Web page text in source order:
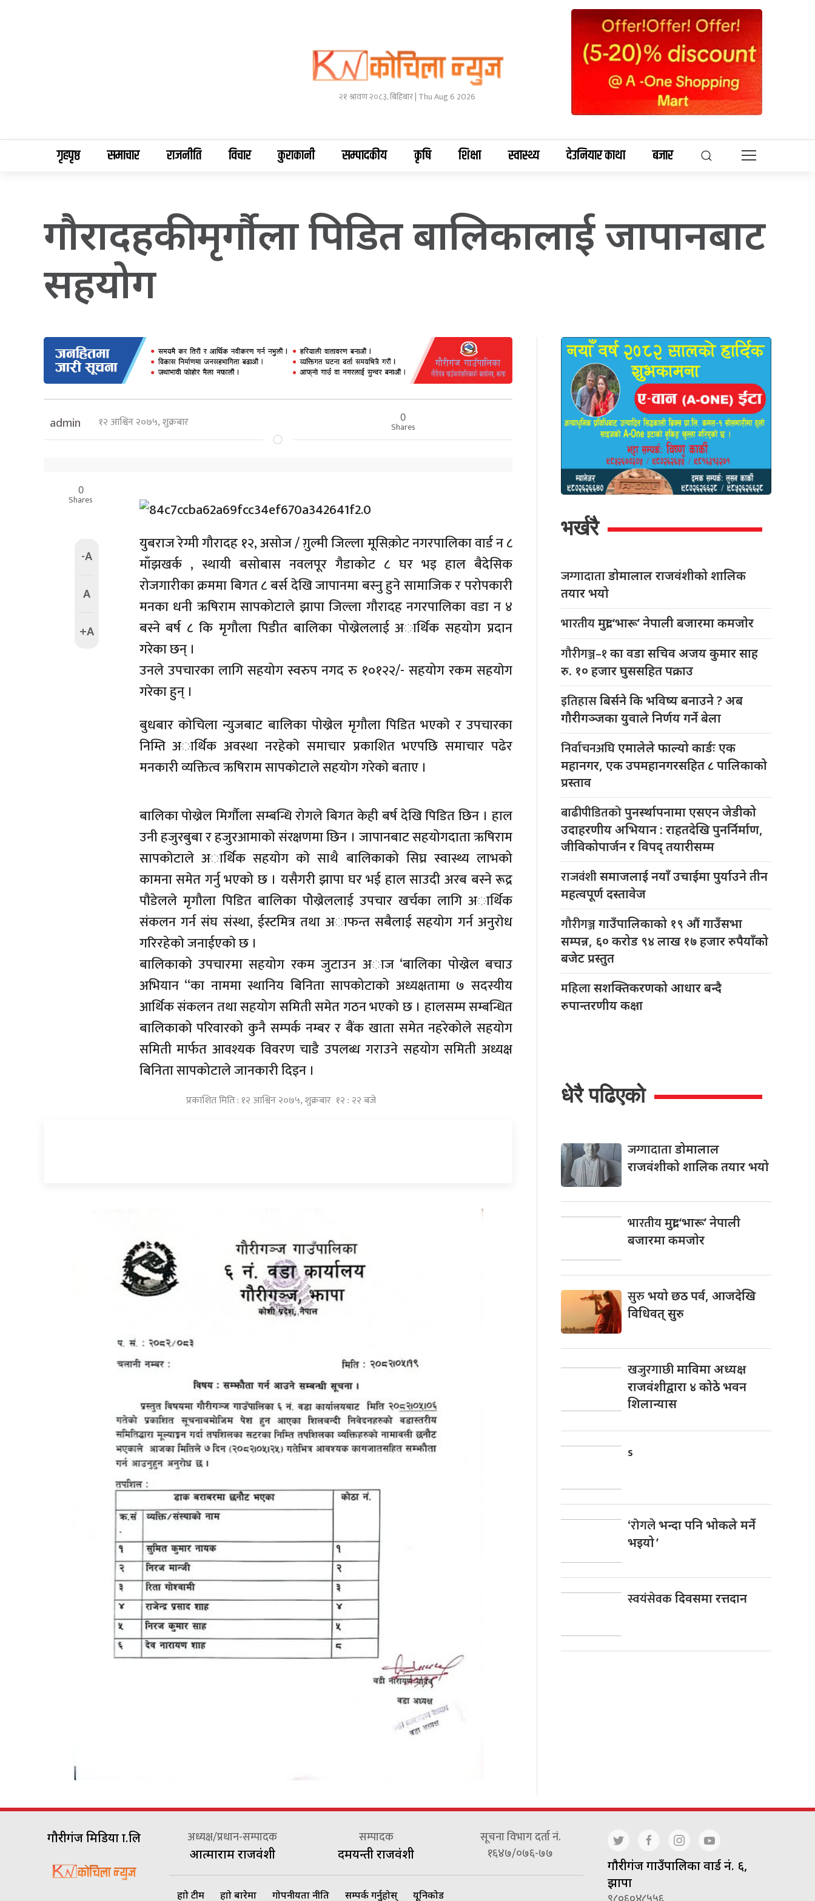
२१ श्रावण २०८३, बिहिबार | Thu Aug 6 2026
गृहपृष्ठ समाचार राजनीति विचार कुराकानी सम्पादकीय कृषि शिक्षा स्वास्थ्य देउनियार काथा बजार
गाैरादहकी मृर्गौला पिडित बालिकालाई जापानबाट
सहयोग
admin १२ आश्विन २०७५, शुक्रबार 0
Shares
0
Shares
-A
A
+A
युबराज रेग्मी गौरादह १२, असोज / ग़ुल्मी जिल्ला मूसिक़ोट नगरपालिका वार्ड न ८
माँझखर्क , स्थायी बसोबास नवलपूर गैडाकोट ८ घर भइ हाल बैदेसिक
रोजगारीका क्रममा बिगत ८ बर्स देखि जापानमा बस्नु हुने सामाजिक र परोपकारी
मनका धनी ऋषिराम सापकोटाले झापा जिल्ला गौरादह नगरपालिका वडा न ४
बस्ने बर्ष ८ कि मृगौला पिडीत बालिका पोख्रेललाई अार्थिक सहयाेग प्रदान
गरेका छन् ।
उनले उपचारका लागि सहयोग स्वरुप नगद रु १०१२२/- सहयोग रकम सहयाेग
गरेका हुन् ।
बुधबार काेचिला न्युजबाट बालिका पाेख्रेल मृगौला पिडित भएकाे र उपचारका
निम्ति अार्थिक अवस्था नरहेकाे समाचार प्रकाशित भएपछि समाचार पढेर
मनकारी व्यक्तित्व ऋषिराम सापकाेटाले सहयाेग गरेकाे बताए ।
बालिका पाेख्रेल मिर्गौला सम्बन्धि रोगले बिगत केही बर्ष देखि पिडित छिन । हाल
उनी हजुरबुबा र हजुरआमाको संरक्षणमा छिन । जापानबाट सहयोगदाता ऋषिराम
सापकाेटाले अार्थिक सहयाेग काे साथै बालिकाको सिघ्र स्वास्थ्य लाभको
कामना समेत गर्नु भएको छ । यसैगरी झापा घर भई हाल साउदी अरब बस्ने रूद्र
पाैडेलले मृगौला पिडित बालिका पाेेेख्रेललाई उपचार खर्चका लागि अार्थिक
संकलन गर्न संघ संस्था, ईस्टमित्र तथा अाफन्त सबैलाई सहयाेग गर्न अनुराेध
गरिरहेकाे जनाईएकाे छ ।
बालिकाको उपचारमा सहयोग रकम जुटाउन अाज ‘बालिका पोख्रेल बचाउ
अभियान “का नाममा स्थानिय बिनिता सापकोटाको अध्यक्षतामा ७ सदस्यीय
आर्थिक संकलन तथा सहयोग समिती समेत गठन भएकाे छ । हालसम्म सम्बन्धित
बालिकाको परिवारको कुनै सम्पर्क नम्बर र बैंक खाता समेत नहरेकोले सहयोग
समिती मार्फत आवश्यक विवरण चाडै उपलब्ध गराउने सहयोग समिती अध्यक्ष
बिनिता सापकोटाले जानकारी दिइन ।
प्रकाशित मिति : १२ आश्विन २०७५, शुक्रबार १२ : २२ बजे
भर्खरै
जग्गादाताडोमालाल राजवंशीको शालिक
तयार भयो
भारतीयमुद्रा ‘भारू’ नेपाली बजारमा कमजाेर
गौरीगञ्ज–१का वडा सचिव अजय कुमार साह
रु. १० हजार घुससहित पक्राउ
इतिहासबिर्सने कि भविष्य बनाउने ? अब
गौरीगञ्जका युवाले निर्णय गर्ने बेला
निर्वाचनअघिएमालेले फाल्यो कार्डः एक
महानगर, एक उपमहानगरसहित ८ पालिकाको
प्रस्ताव
बाढीपीडितकोपुनर्स्थापनामा एसएन जेडीको
उदाहरणीय अभियान : राहतदेखि पुनर्निर्माण,
जीविकोपार्जन र विपद् तयारीसम्म
राजवंशीसमाजलाई नयाँ उचाईमा पुर्याउने तीन
महत्वपूर्ण दस्तावेज
गौरीगञ्जगाउँपालिकाको १९ औं गाउँसभा
सम्पन्न, ६० करोड ९४ लाख १७ हजार रुपैयाँको
बजेट प्रस्तुत
महिलासशक्तिकरणको आधार बन्दै
रुपान्तरणीय कक्षा
धेरै पढिएको
जग्गादाताडोमालाल
राजवंशीको शालिक तयार भयो
भारतीयमुद्रा ‘भारू’ नेपाली
बजारमा कमजाेर
सुरुभयो छठ पर्व, आजदेखि
विधिवत् सुरु
खजुरगाछीमाविमा अध्यक्ष
राजवंशीद्वारा ४ कोठे भवन
शिलान्यास
s
‘रोगलेभन्दा पनि भोकले मर्ने
भइयो ’
स्वयंसेवकदिवसमा रत्तदान
गौरीगंज मिडिया प्रा.लि अध्यक्ष/प्रधान-सम्पादक
आत्माराम राजवंशी
सम्पादक
दमयन्ती राजवंशी
सूचना विभाग दर्ता नं.
१६४७/०७६-७७
हाम्रो टीम हाम्रो बारेमा गोपनीयता नीति सम्पर्क गर्नुहोस् यूनिकोड
गाैरीगंज गाउँपालिका वार्ड नं. ६,
झापा